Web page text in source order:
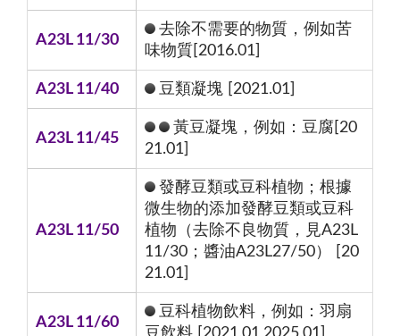
A23L 11/30
去除不需要的物質，例如苦
味物質[2016.01]
A23L 11/40 豆類凝塊 [2021.01]
A23L 11/45
黃豆凝塊，例如：豆腐[20
21.01]
A23L 11/50
發酵豆類或豆科植物；根據
微生物的添加發酵豆類或豆科
植物（去除不良物質，見A23L
11/30；醬油A23L27/50） [20
21.01]
A23L 11/60
豆科植物飲料，例如：羽扇